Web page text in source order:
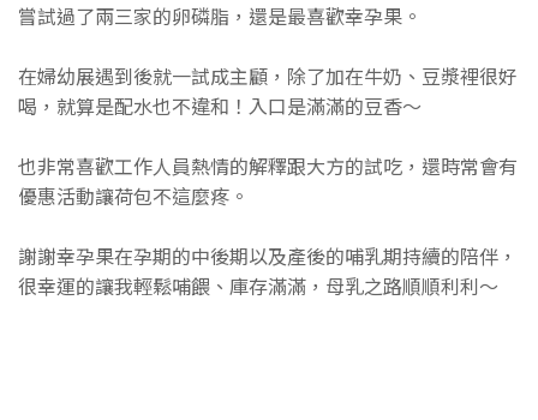
嘗試過了兩三家的卵磷脂，還是最喜歡幸孕果。
在婦幼展遇到後就一試成主顧，除了加在牛奶、豆漿裡很好
喝，就算是配水也不違和！入口是滿滿的豆香～
也非常喜歡工作人員熱情的解釋跟大方的試吃，還時常會有
優惠活動讓荷包不這麼疼。
謝謝幸孕果在孕期的中後期以及產後的哺乳期持續的陪伴，
很幸運的讓我輕鬆哺餵、庫存滿滿，母乳之路順順利利～